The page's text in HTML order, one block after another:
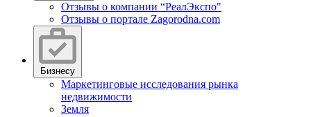
Отзывы о компании “РеалЭкспо"
Отзывы о портале Zagorodna.com
Бизнесу
Маркетинговые исследования рынка
недвижимости
Земля